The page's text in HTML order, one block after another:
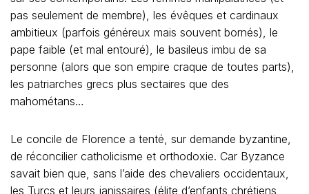
pas seulement de membre), les évêques et cardinaux
ambitieux (parfois généreux mais souvent bornés), le
pape faible (et mal entouré), le basileus imbu de sa
personne (alors que son empire craque de toutes parts),
les patriarches grecs plus sectaires que des
mahométans…
Le concile de Florence a tenté, sur demande byzantine,
de réconcilier catholicisme et orthodoxie. Car Byzance
savait bien que, sans l’aide des chevaliers occidentaux,
les Turcs et leurs janissaires (élite d’enfants chrétiens